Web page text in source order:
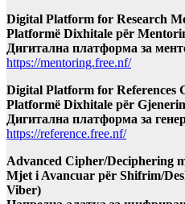
Digital Platform for Research
Platformë Dixhitale për
Дигитална платформа за
https://mentoring.free.nf/
Digital Platform for References
Platformë Dixhitale për
Дигитална платформа за
https://reference.free.nf/
Advanced Cipher/Deciphering
Mjet i Avancuar për Shifrim/
Viber)